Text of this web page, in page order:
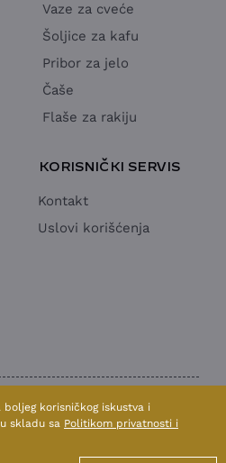
Vaze za cveće
Šoljice za kafu
Pribor za jelo
Čaše
Flaše za rakiju
KORISNIČKI SERVIS
Kontakt
Uslovi korišćenja
doo
Avokado.rs
korisničkog iskustva i
skladu sa Politikom privatnosti i